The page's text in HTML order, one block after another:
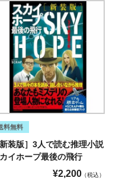
料無料
新装版］3人で読む推理小説
イホープ最後の飛行
¥2,200 税込